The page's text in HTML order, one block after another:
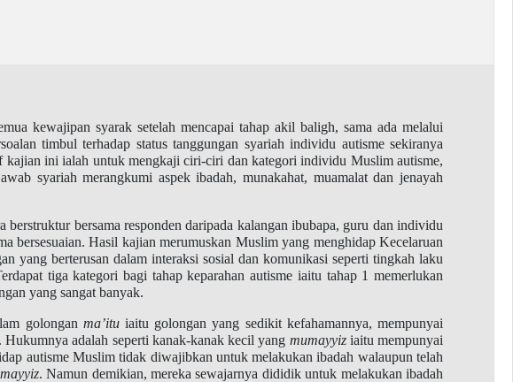
kewajipan syarak setelah mencapai tahap akil baligh, sama ada melalui
timbul terhadap status tanggungan syariah individu autisme sekiranya
kajian ini ialah untuk mengkaji ciri-ciri dan kategori individu Muslim autisme,
syariah merangkumi aspek ibadah, munakahat, muamalat dan jenayah
bersama responden daripada kalangan ibubapa, guru dan individu
bersesuaian. Hasil kajian merumuskan Muslim yang menghidap Kecelaruan
yang berterusan dalam interaksi sosial dan komunikasi seperti tingkah laku
tiga kategori bagi tahap keparahan autisme iaitu tahap 1 memerlukan
yang sangat banyak.
golongan ma’ituiaitu golongan yang sedikit kefahamannya, mempunyai
adalah seperti kanak-kanak kecil yang mumayyiziaitu mempunyai
autisme Muslim tidak diwajibkan untuk melakukan ibadah walaupun telah
. Namun demikian, mereka sewajarnya dididik untuk melakukan ibadah